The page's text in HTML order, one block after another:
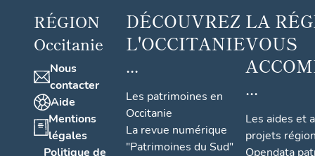
RÉGION
Occitanie
Nous
contacter
Aide
Mentions
légales
Politique de
DÉCOUVREZ
L'OCCITANIE
...
Les patrimoines en
Occitanie
La revue numérique
"Patrimoines du Sud"
LA
VOUS
...
Les aides et
projets
Opendata